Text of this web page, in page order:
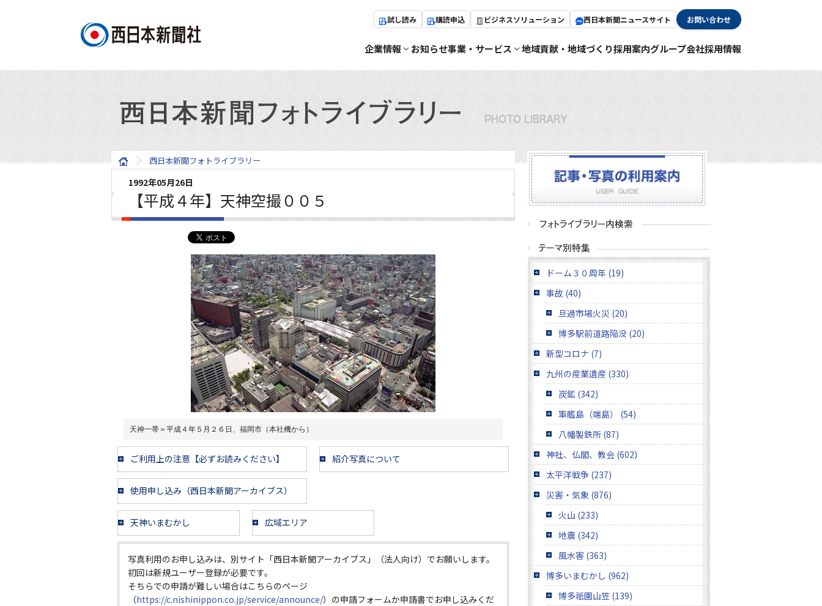
試し読み 購読申込 ビジネスソリューション 西日本新聞ニュースサイト お問い合わせ
企業情報 お知らせ事業・サービス 地域貢献・地域づくり採用案内グループ会社採用情報
西日本新聞フォトライブラリー
1992年05月26日
【平成４年】天神空撮００５
天神一帯＝平成４年５月２６日、福岡市（本社機から）
ご利用上の注意【必ずお読みください】 紹介写真について
使用申し込み（西日本新聞アーカイブス）
天神いまむかし 広域エリア
写真利用のお申し込みは、別サイト「西日本新聞アーカイブス」（法人向け）でお願いします。
初回は新規ユーザー登録が必要です。
そちらでの申請が難しい場合はこちらのページ
（https://c.nishinippon.co.jp/service/announce/）の申請フォームか申請書でお申し込みくだ
ドーム３０周年 (19)
事故 (40)
旦過市場火災 (20)
博多駅前道路陥没 (20)
新型コロナ (7)
九州の産業遺産 (330)
炭鉱 (342)
軍艦島（端島） (54)
八幡製鉄所 (87)
神社、仏閣、教会 (602)
太平洋戦争 (237)
災害・気象 (876)
火山 (233)
地震 (342)
風水害 (363)
博多いまむかし (962)
博多祇園山笠 (139)